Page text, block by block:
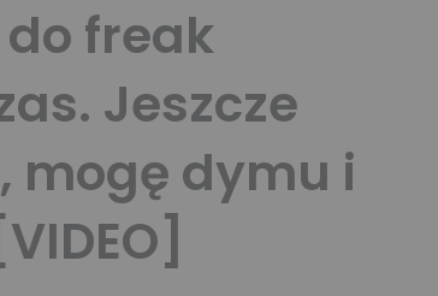
freak
Jeszcze
mogę dymu i